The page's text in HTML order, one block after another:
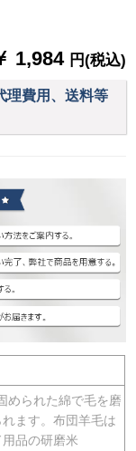
1,984 円(税込)
理費用、送料等
められた綿で毛を磨
ます。布団羊毛は
品の研磨米